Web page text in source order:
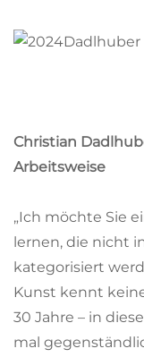
Christian
Arbeitsweise
„Ich möchte Sie
lernen, die nicht
kategorisiert
Kunst kennt
30 Jahre – in
mal